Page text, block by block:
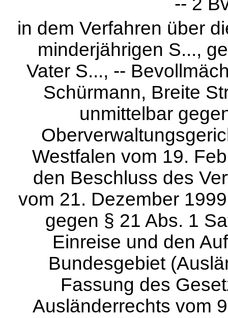
in dem Verfahren über
minderjährigen S...,
Vater S..., --
Schürmann, Breite
unmittelbar
Westfalen vom 19.
den Beschluss des
vom 21. Dezember
gegen § 21 Abs. 1
Einreise und den
Bundesgebiet
Fassung des
Ausländerrechts vom